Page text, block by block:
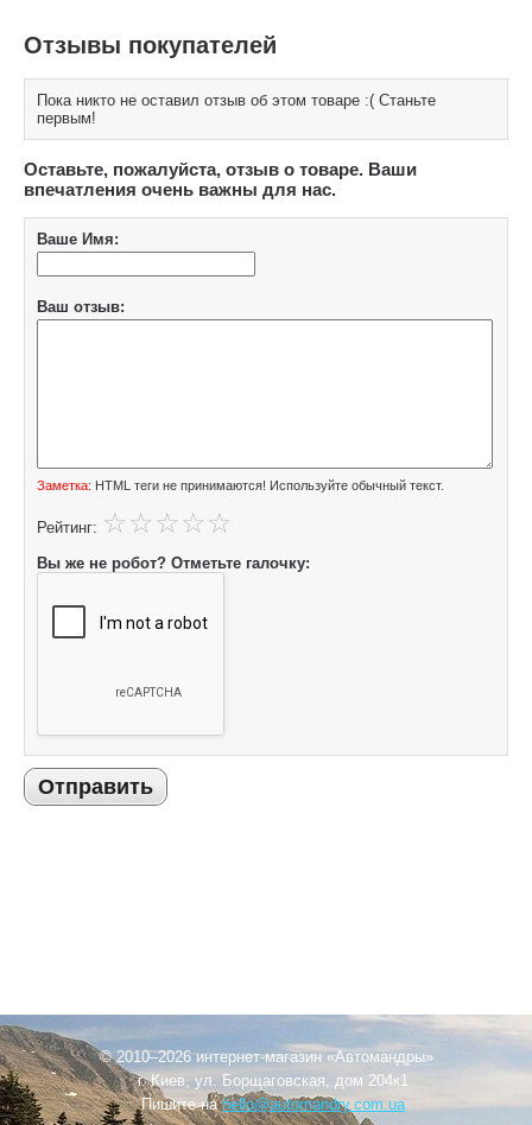
Отзывы покупателей
Пока никто не оставил отзыв об этом товаре :( Станьте
первым!
Оставьте, пожалуйста, отзыв о товаре. Ваши
впечатления очень важны для нас.
Ваше Имя:
Ваш отзыв:
Заметка: HTML теги не принимаются! Используйте обычный текст.
Рейтинг:
Вы же не робот? Отметьте галочку:
Отправить
© 2010–2026 интернет-магазин «Автомандры»
г. Киев, ул. Борщаговская, дом 204к1
Пишите наhello@automandry.com.ua